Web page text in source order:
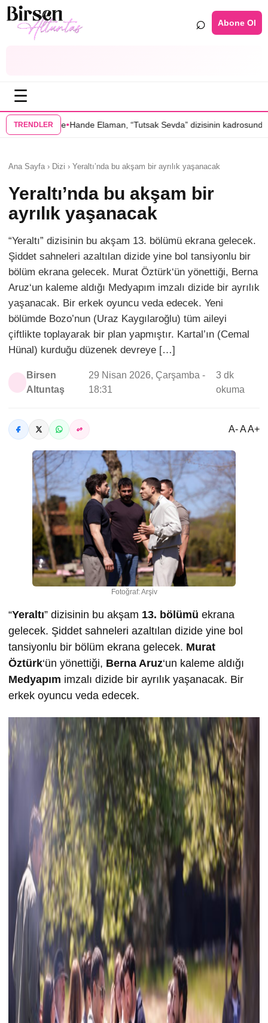
⌕ Abone Ol
☰
TRENDLER“Tutsak Sevda” dizisinin kadrosunda•Serenay Sarıkaya’lı
Ana Sayfa › Dizi › Yeraltı’nda bu akşam bir ayrılık yaşanacak
Yeraltı’nda bu akşam bir
ayrılık yaşanacak
“Yeraltı” dizisinin bu akşam 13. bölümü ekrana gelecek.
Şiddet sahneleri azaltılan dizide yine bol tansiyonlu bir
bölüm ekrana gelecek. Murat Öztürk‘ün yönettiği, Berna
Aruz‘un kaleme aldığı Medyapım imzalı dizide bir ayrılık
yaşanacak. Bir erkek oyuncu veda edecek. Yeni
bölümde Bozo’nun (Uraz Kaygılaroğlu) tüm aileyi
çiftlikte toplayarak bir plan yapmıştır. Kartal’ın (Cemal
Hünal) kurduğu düzenek devreye […]
Birsen
Altuntaş
29 Nisan 2026, Çarşamba -
18:31
3 dk
okuma
A- A A+
Fotoğraf: Arşiv
“Yeraltı” dizisinin bu akşam 13. bölümü ekrana
gelecek. Şiddet sahneleri azaltılan dizide yine bol
tansiyonlu bir bölüm ekrana gelecek. Murat
Öztürk‘ün yönettiği, Berna Aruz‘un kaleme aldığı
Medyapım imzalı dizide bir ayrılık yaşanacak. Bir
erkek oyuncu veda edecek.